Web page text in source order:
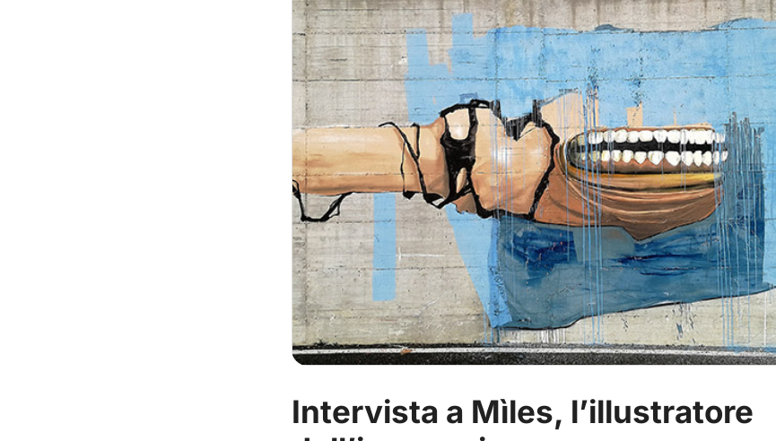
Intervista a Mìles, l’illustratore